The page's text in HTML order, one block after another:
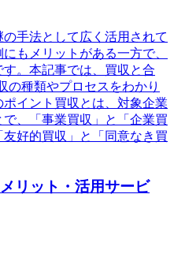
手法として広く活用されて
もメリットがある一方で、
。本記事では、買収と合
の種類やプロセスをわかり
イント買収とは、対象企業
、「事業買収」と「企業買
好的買収」と「同意なき買
リット・活用サービ